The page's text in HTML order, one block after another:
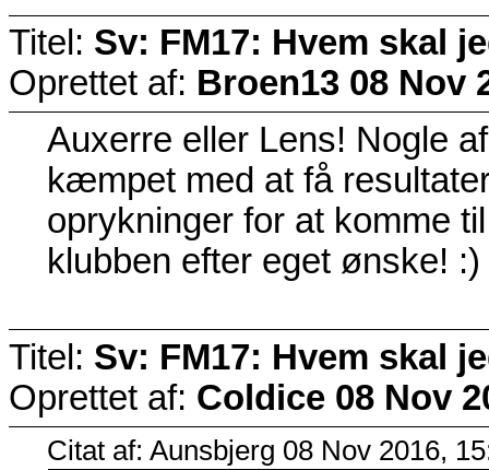
Titel: Sv: FM17: Hvem skal
Oprettet af: Broen13 08 Nov
Auxerre eller Lens! Nogle
kæmpet med at få
oprykninger for at komme
klubben efter eget ønske! :)
Titel: Sv: FM17: Hvem skal
Oprettet af: Coldice 08 Nov
Citat af: Aunsbjerg 08 Nov 2016,